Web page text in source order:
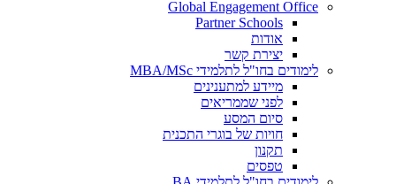
Global Engagement Office
Partner Schools
אודות
יצירת קשר
לימודים בחו"ל לתלמידי MBA/MSc
מיידע למתענינים
לפני שממריאים
סיום המסע
חויות של בוגרי התכנית
תקנון
טפסים